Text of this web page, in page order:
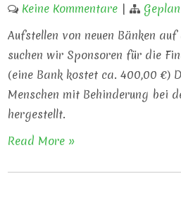
Keine Kommentare |
Aufstellen von neuen Bänken
suchen wir Sponsoren für die
(eine Bank kostet ca. 400,00 €)
Menschen mit Behinderung bei
hergestellt.
Read More »